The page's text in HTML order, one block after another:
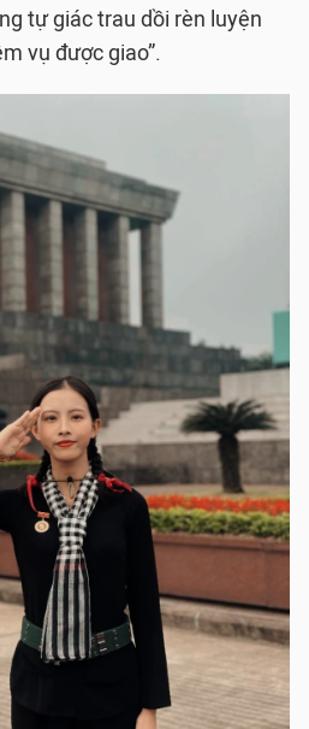
tự giác trau dồi rèn luyện
vụ được giao”.